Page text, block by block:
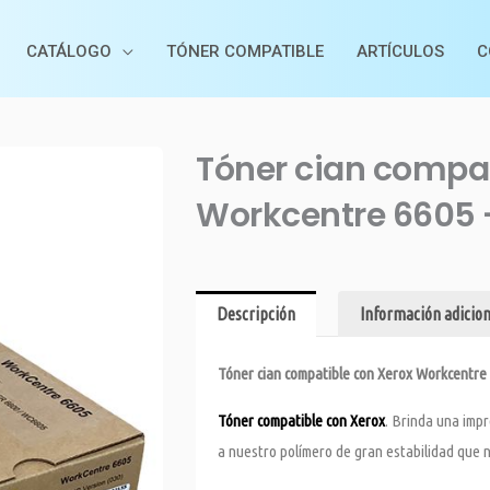
CATÁLOGO TÓNER COMPATIBLE ARTÍCULOS
Tóner cian
Workcentre 6605
Descripción Información
Tóner cian compatible con Xerox Workcentre
Tóner compatible con Xerox. Brinda una
a nuestro polímero de gran estabilidad que